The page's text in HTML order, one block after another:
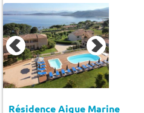
Résidence Aigue Marine